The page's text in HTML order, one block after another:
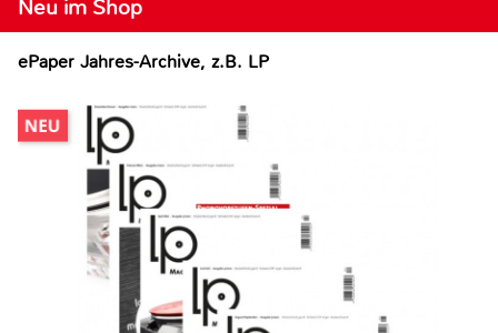
Neu im Shop
ePaper Jahres-Archive, z.B. LP